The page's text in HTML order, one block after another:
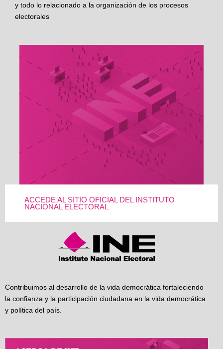
y todo lo relacionado a la organización de los procesos
electorales
ACCEDE AL SITIO OFICIAL DEL INSTITUTO
NACIONAL ELECTORAL
Contribuimos al desarrollo de la vida democrática fortaleciendo
la confianza y la participación ciudadana en la vida democrática
y política del país.